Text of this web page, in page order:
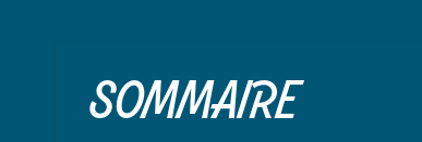
SOMMAIRE